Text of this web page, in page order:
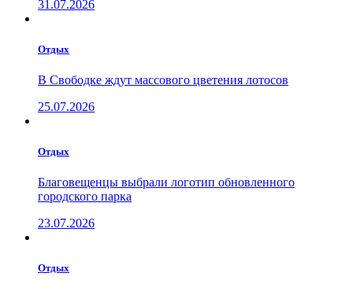
31.07.2026
Отдых
В Свободке ждут массового цветения лотосов
25.07.2026
Отдых
Благовещенцы выбрали логотип обновленного
городского парка
23.07.2026
Отдых